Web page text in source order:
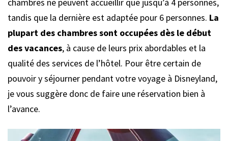
tandis que la dernière est adaptée pour 6 personnes. La
plupart des chambres sont occupées dès le début
des vacances, à cause de leurs prix abordables et la
qualité des services de l’hôtel. Pour être certain de
pouvoir y séjourner pendant votre voyage à Disneyland,
je vous suggère donc de faire une réservation bien à
l’avance.